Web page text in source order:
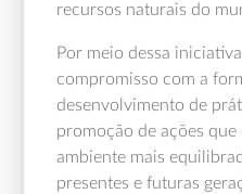
recursos naturais do
Por meio dessa
compromisso com a
desenvolvimento de
promoção de ações
ambiente mais
presentes e futuras